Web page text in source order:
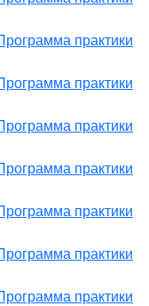
практики
практики
практики
практики
практики
практики
практики